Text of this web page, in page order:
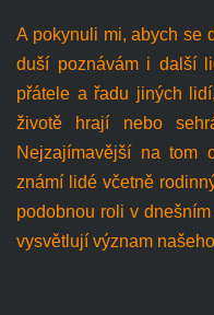
A pokynuli mi, abych se
duší poznávám i další
přátele a řadu jiných
životě hrají nebo
Nejzajímavější na tom
známí lidé včetně
podobnou roli v
vysvětlují význam